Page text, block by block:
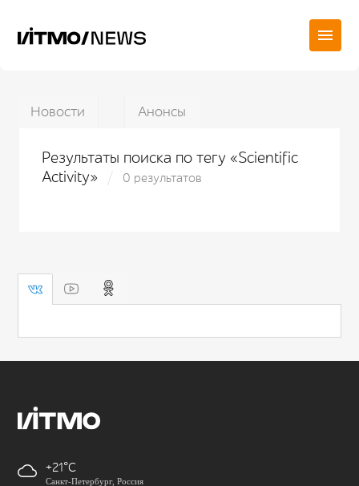
Новости Анонсы
Результаты поиска по тегу «Scientific
Activity»
0 результатов
+21
Санкт-Петербург, Россия